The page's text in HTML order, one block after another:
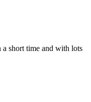
a short time and with lots